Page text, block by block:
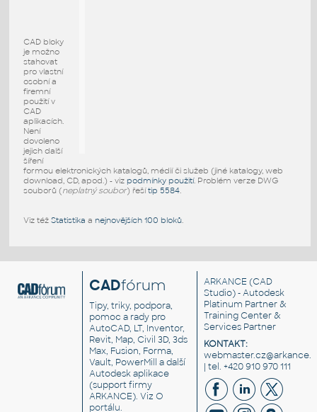
CAD bloky
je možno
stahovat
pro vlastní
osobní a
firemní
použití v
CAD
aplikacích.
Není
dovoleno
jejich další
šíření
formou elektronických katalogů, médií či služeb (jiné katalogy, web
download, CD, apod.) - viz podmínky použití. Problém verze DWG
souborů (neplatný soubor) řešítip 5584.
Viz též Statistika a nejnovějších 100 bloků.
CADfórum
Tipy, triky, podpora,
pomoc a rady pro
AutoCAD, LT, Inventor,
Revit, Map, Civil 3D, 3ds
Max, Fusion, Forma,
Vault, PowerMill a další
Autodesk aplikace
(support firmy
ARKANCE). VizO
portálu.
ARKANCE (CAD
Studio) - Autodesk
Platinum Partner &
Training Center &
Services Partner
KONTAKT:
| tel. +420 910 970 111